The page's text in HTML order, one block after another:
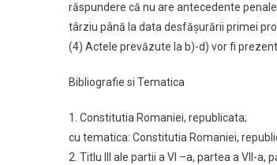
răspundere că nu are antecedente
târziu până la data desfăşurării primei
(4) Actele prevăzute la b)-d) vor fi
Bibliografie si Tematica
1. Constitutia Romaniei, republicata;
cu tematica: Constitutia Romaniei,
2. Titlu III ale partii a VI –a, partea a VII-